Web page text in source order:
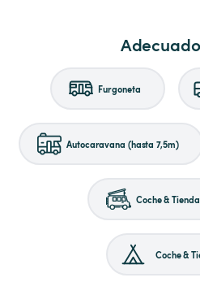
Furgoneta
Autocaravana (hasta 7,5m)
Coche &
Coche &